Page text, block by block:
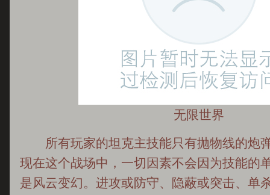
无限世界
所有玩家的坦克主技能只有抛物线的炮
现在这个战场中，一切因素不会因为技能的
是风云变幻。进攻或防守、隐蔽或突击、单